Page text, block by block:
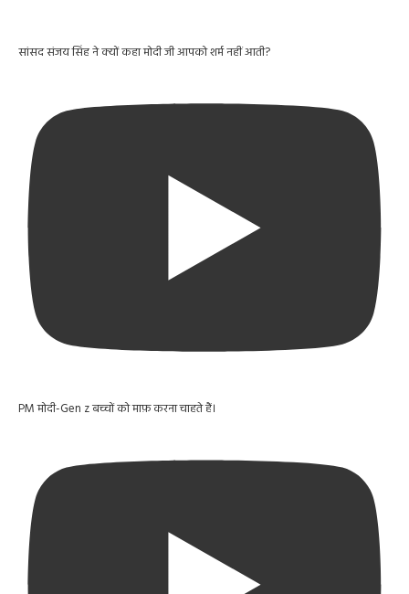
सांसद संजय सिंह ने क्यों कहा मोदी जी आपको शर्म नहीं आती?
PM मोदी-Gen z बच्चों को माफ़ करना चाहते हैं।